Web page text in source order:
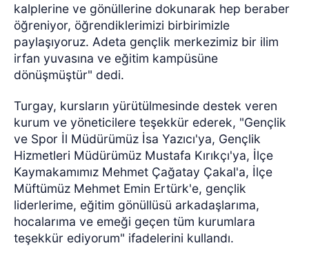
kalplerine ve gönüllerine dokunarak hep beraber
öğreniyor, öğrendiklerimizi birbirimizle
paylaşıyoruz. Adeta gençlik merkezimiz bir ilim
irfan yuvasına ve eğitim kampüsüne
dönüşmüştür" dedi.
Turgay, kursların yürütülmesinde destek veren
kurum ve yöneticilere teşekkür ederek, "Gençlik
ve Spor İl Müdürümüz İsa Yazıcı'ya, Gençlik
Hizmetleri Müdürümüz Mustafa Kırıkçı'ya, İlçe
Kaymakamımız Mehmet Çağatay Çakal'a, İlçe
Müftümüz Mehmet Emin Ertürk'e, gençlik
liderlerime, eğitim gönüllüsü arkadaşlarıma,
hocalarıma ve emeği geçen tüm kurumlara
teşekkür ediyorum" ifadelerini kullandı.